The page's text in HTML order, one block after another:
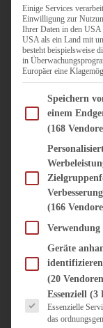
Einige Services
Einwilligung zur
Ihrer Daten in den
USA als ein Land mit
besteht beispielsweise
in
Europäer eine
Im Folgenden finden
Speichern
einem
(168
(166
Geräte
identifizieren
(20
Es folgt eine Liste der
Essenziell (3
Essenzielle
das